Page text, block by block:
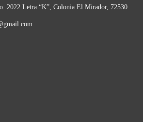
2022 Letra “K”, Colonia El Mirador, 72530